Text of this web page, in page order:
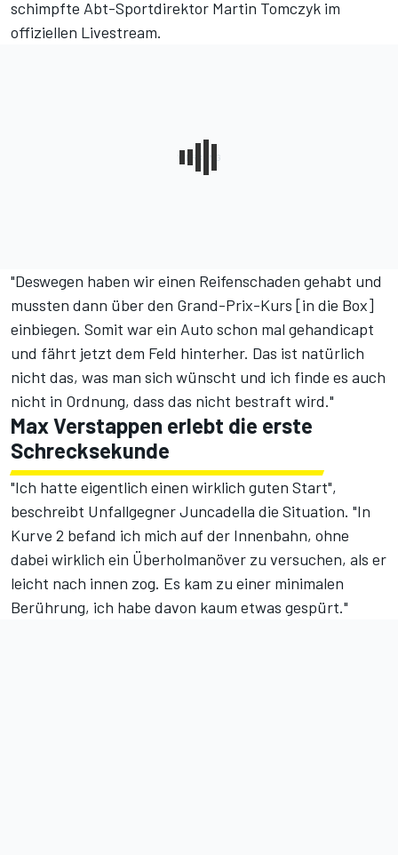
schimpfte Abt-Sportdirektor Martin Tomczyk im
offiziellen Livestream.
"Deswegen haben wir einen Reifenschaden gehabt und
mussten dann über den Grand-Prix-Kurs [in die Box]
einbiegen. Somit war ein Auto schon mal gehandicapt
und fährt jetzt dem Feld hinterher. Das ist natürlich
nicht das, was man sich wünscht und ich finde es auch
nicht in Ordnung, dass das nicht bestraft wird."
Max Verstappen erlebt die erste
Schrecksekunde
"Ich hatte eigentlich einen wirklich guten Start",
beschreibt Unfallgegner Juncadella die Situation. "In
Kurve 2 befand ich mich auf der Innenbahn, ohne
dabei wirklich ein Überholmanöver zu versuchen, als er
leicht nach innen zog. Es kam zu einer minimalen
Berührung, ich habe davon kaum etwas gespürt."